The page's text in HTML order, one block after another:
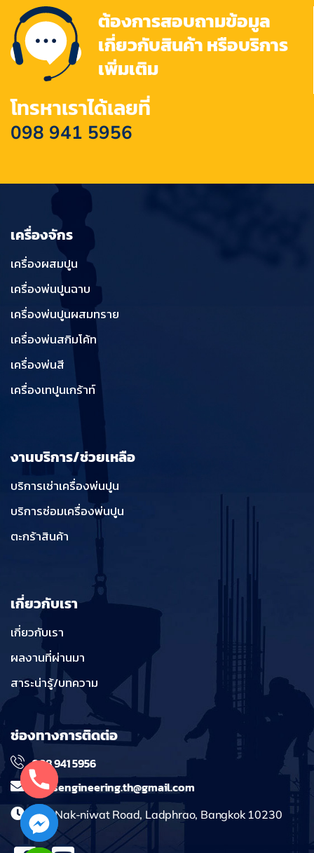
ต้องการสอบถามข้อมูล
เกี่ยวกับสินค้า หรือบริการ
เพิ่มเติม
โทรหาเราได้เลยที่
098 941 5956
เครื่องจักร
เครื่องผสมปูน
เครื่องพ่นปูนฉาบ
เครื่องพ่นปูนผสมทราย
เครื่องพ่นสกิมโค้ท
เครื่องพ่นสี
เครื่องเทปูนเกร้าท์
งานบริการ/ช่วยเหลือ
บริการเช่าเครื่องพ่นปูน
บริการซ่อมเครื่องพ่นปูน
ตะกร้าสินค้า
เกี่ยวกับเรา
เกี่ยวกับเรา
ผลงานที่ผ่านมา
สาระน่ารู้/บทความ
ช่องทางการติดต่อ
098 941 5956
massengineering.th@gmail.com
241 Nak-niwat Road, Ladphrao, Bangkok 10230